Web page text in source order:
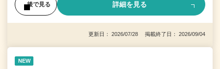
後で見る 詳細を見る
更新日： 2026/07/28 掲載終了日： 2026/09/04
NEW